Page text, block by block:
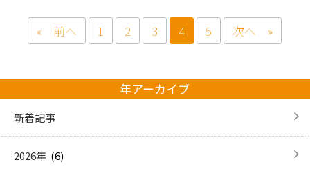
« 前へ 1 2 3 4 5 次へ »
年アーカイブ
新着記事
2026年 (6)